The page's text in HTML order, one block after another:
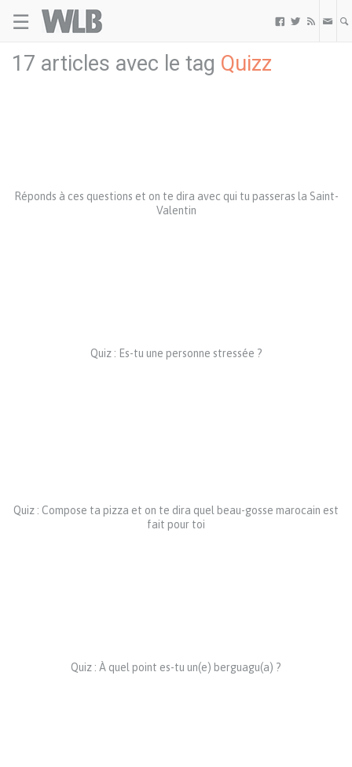
☰   
17 articles avec le tag Quizz
Réponds à ces questions et on te dira avec qui tu passeras la Saint-
Valentin
Quiz : Es-tu une personne stressée ?
Quiz : Compose ta pizza et on te dira quel beau-gosse marocain est
fait pour toi
Quiz : À quel point es-tu un(e) berguagu(a) ?